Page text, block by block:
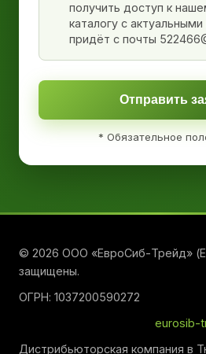
получить доступ к
каталогу с
придёт с почты
Отправить
* Обязательное
© 2026 ООО «ЕвроСиб-Трейд»
защищены.
ОГРН: 1037200590272
eurosib-
Дистрибьюторская компания в